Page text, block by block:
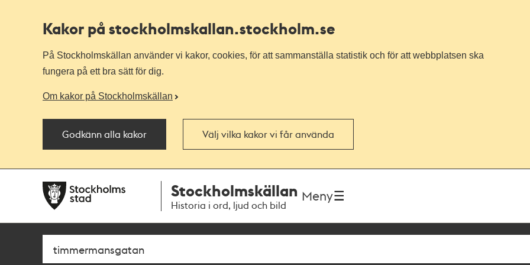
Kakor på stockholmskallan.stockholm.se
På Stockholmskällan använder vi kakor, cookies, för att sammanställa statistik och för att webbplatsen ska
fungera på ett bra sätt för dig.
Om kakor på Stockholmskällan
Godkänn alla kakor Välj vilka kakor vi får använda
navigationen
huvudinnehållet
Stockholmskällan
Historia i ord, ljud och bild
Meny
Sök